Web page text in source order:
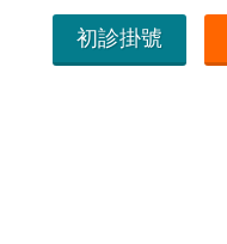
初診掛號